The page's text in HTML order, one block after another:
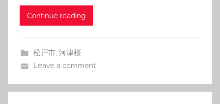
Continue reading
松戸市, 河津桜
Leave a comment